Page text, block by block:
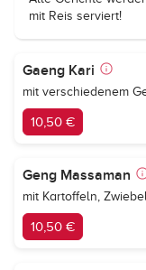
mit Reis serviert!
Gaeng Kari
mit verschiedenem
10,50 €
Geng Massaman
mit Kartoffeln,
10,50 €